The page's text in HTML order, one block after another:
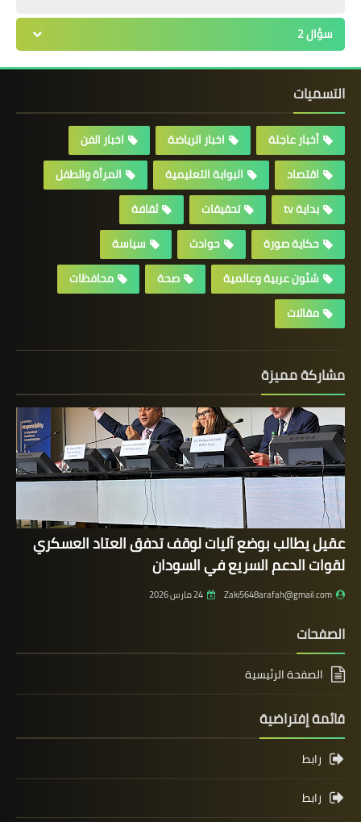
سؤال 2
التسميات
أخبار عاجلة اخبار الرياضة
اخبار الفن
اقتصاد
البوابة التعليمية
المرأة والطفل
بداية tv
تحقيقات
ثقافة
حكاية صورة
حوادث
سياسة
شئون عربية وعالمية
صحة
محافظات
مقالات
مشاركة مميزة
عقيل يطالب بوضع آليات لوقف تدفق العتاد العسكري
لقوات الدعم السريع في السودان
Zaki5648arafah@gmail.com 24 مارس 2026
الصفحات
الصفحة الرئيسية
قائمة إفتراضية
رابط
رابط